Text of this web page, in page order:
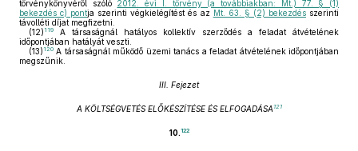
törvénykönyvéről szóló 2012. évi I. törvény (a továbbiakban: Mt.) 77. § (1)
bekezdés c) pontja szerinti végkielégítést és az Mt. 63. § (2) bekezdésszerinti
távolléti díjat megfizetni.
(12) 119
A társaságnál hatályos kollektív szerződés a feladat átvételének
időpontjában hatályát veszti.
(13) 120 A társaságnál működő üzemi tanács a feladat átvételének időpontjában
megszűnik.
III. Fejezet
A KÖLTSÉGVETÉS ELŐKÉSZÍTÉSE ÉS ELFOGADÁSA121
10.122